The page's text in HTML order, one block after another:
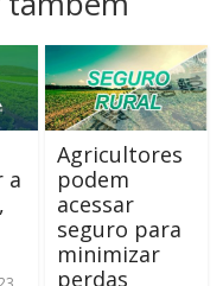
a
Agricultores
podem
acessar
seguro para
minimizar
perdas